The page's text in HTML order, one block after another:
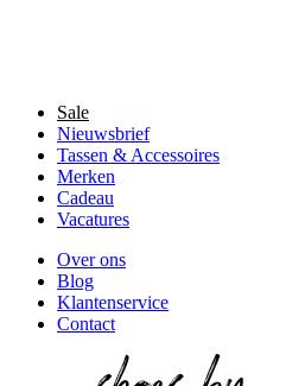
Sale
Nieuwsbrief
Tassen & Accessoires
Merken
Cadeau
Vacatures
Over ons
Blog
Klantenservice
Contact